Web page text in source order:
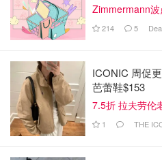
睡觉的海
Zimmermann
214 5
ICONIC 周促
芭蕾鞋$153
7.5折 拉夫劳伦
1 THE